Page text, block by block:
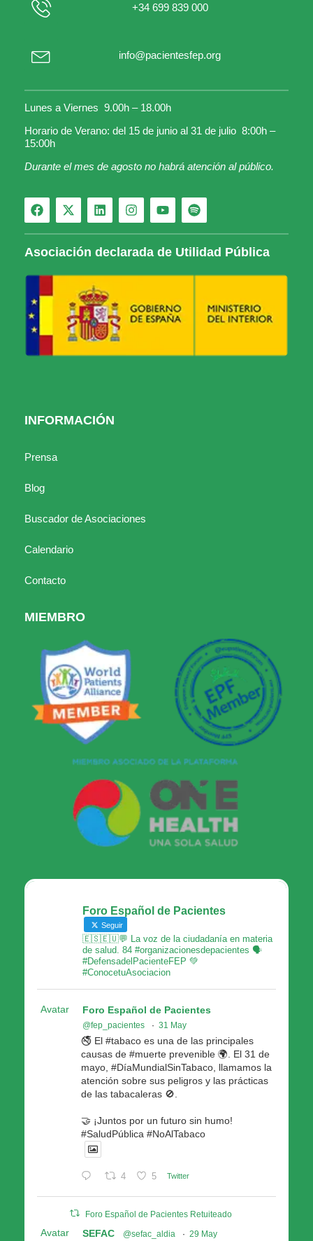
+34 699 839 000
info@pacientesfep.org
Lunes a Viernes 9.00h – 18.00h
Horario de Verano: del 15 de junio al 31 de julio 8:00h –
15:00h
Durante el mes de agosto no habrá atención al público.
Asociación declarada de Utilidad Pública
INFORMACIÓN
Prensa
Blog
Buscador de Asociaciones
Calendario
Contacto
MIEMBRO
Foro Español de Pacientes
Seguir
🇪🇸🇪🇺💬 La voz de la ciudadanía en materia
de salud. 84 #organizacionesdepacientes 🗣
#DefensadelPacienteFEP 💚
#ConocetuAsociacion
Avatar Foro Español de Pacientes
@fep_pacientes · 31 May
🚭 El #tabaco es una de las principales
causas de #muerte prevenible 🌍. El 31 de
mayo, #DíaMundialSinTabaco, llamamos la
atención sobre sus peligros y las prácticas
de las tabacaleras 🚫.
🤝 ¡Juntos por un futuro sin humo!
#SaludPública #NoAlTabaco
4 5 Twitter
Foro Español de Pacientes Retuiteado
Avatar SEFAC @sefac_aldia · 29 May